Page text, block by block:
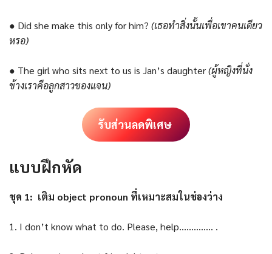
● Did she make this only for him? (เธอทำสิ่งนั้นเพื่อเขาคนเดียว
หรอ)
● The girl who sits next to us is Jan’s daughter(ผู้หญิงที่นั่ง
ข้างเราคือลูกสาวของแจน)
รับส่วนลดพิเศษ
แบบฝึกหัด
ชุด 1: เติม object pronoun ที่เหมาะสมในช่องว่าง
1. I don’t know what to do. Please, help………….. .